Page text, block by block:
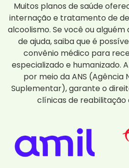
Muitos planos de saúde
internação e tratamento de
alcoolismo. Se você ou
de ajuda, saiba que é
convênio médico para
especializado e humanizado.
por meio da ANS (Agência
Suplementar), garante o
clínicas de reabilitação